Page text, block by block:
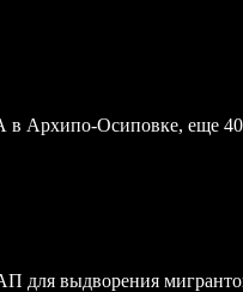
Архипо-Осиповке, еще 40
для выдворения